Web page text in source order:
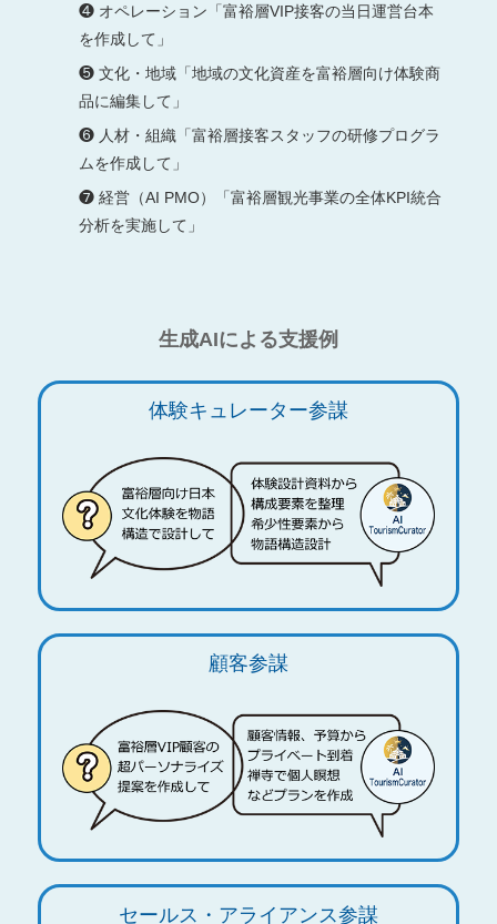
❹ オペレーション「富裕層VIP接客の当日運営台本
を作成して」
❺ 文化・地域「地域の文化資産を富裕層向け体験商
品に編集して」
❻ 人材・組織「富裕層接客スタッフの研修プログラ
ムを作成して」
❼ 経営（AI PMO）「富裕層観光事業の全体KPI統合
分析を実施して」
生成AIによる支援例
体験キュレーター参謀
顧客参謀
セールス・アライアンス参謀